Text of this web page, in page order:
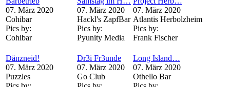
07. März 2020
Cohibar
Pics by:
Cohibar
07. März 2020
Hackl's ZapfBar
Pics by:
Pyunity Media
07. März 2020
Atlantis Herbolzheim
Pics by:
Frank Fischer
Dänzneid!
07. März 2020
Puzzles
Dr3i Fr3unde
07. März 2020
Go Club
Long Island…
07. März 2020
Othello Bar